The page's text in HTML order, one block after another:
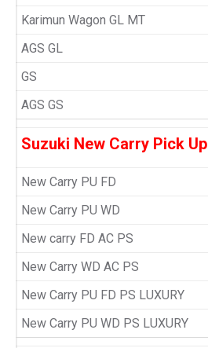
Karimun Wagon GL MT
AGS GL
GS
AGS GS
Suzuki New Carry Pick Up
New Carry PU FD
New Carry PU WD
New carry FD AC PS
New Carry WD AC PS
New Carry PU FD PS LUXURY
New Carry PU WD PS LUXURY